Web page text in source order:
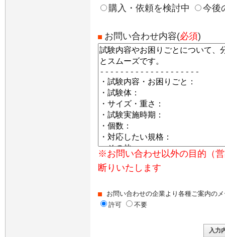
購入・依頼を検討中
今後
お問い合わせ内容(必須)
※お問い合わせ以外の目的（
断りいたします
お問い合わせの企業より各種ご案内の
許可
不要